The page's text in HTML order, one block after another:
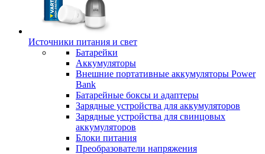
Источники питания и свет
Батарейки
Аккумуляторы
Внешние портативные аккумуляторы Power
Bank
Батарейные боксы и адаптеры
Зарядные устройства для аккумуляторов
Зарядные устройства для свинцовых
аккумуляторов
Блоки питания
Преобразователи напряжения